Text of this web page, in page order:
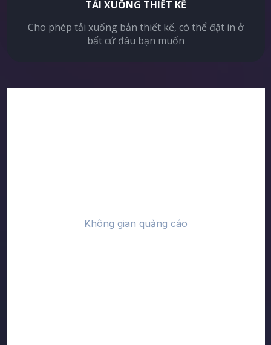
TẢI XUỐNG THIẾT KẾ
Cho phép tải xuống bản thiết kế, có thể đặt in ở
bất cứ đâu bạn muốn